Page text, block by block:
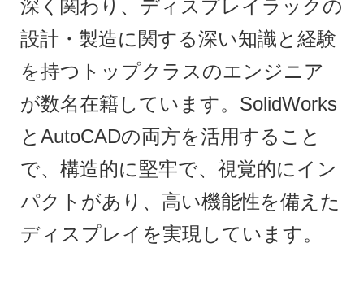
深く関わり、ディスプレイラックの
設計・製造に関する深い知識と経験
を持つトップクラスのエンジニア
が数名在籍しています。SolidWorks
とAutoCADの両方を活用すること
で、構造的に堅牢で、視覚的にイン
パクトがあり、高い機能性を備えた
ディスプレイを実現しています。